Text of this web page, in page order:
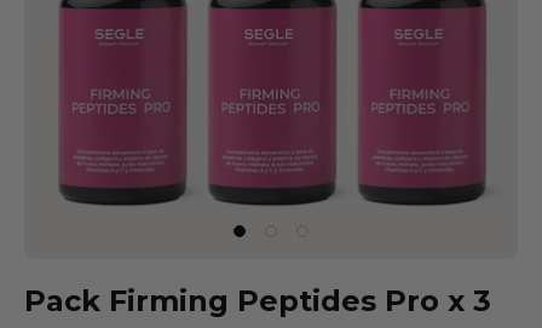
Pack Firming Peptides Pro x 3